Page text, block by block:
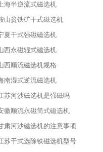
海半逆流式磁选机
山贫铁矿干式磁选机
夏干式强磁磁选机
西永磁辊式磁选机
西顺流磁选机规格
南湿式逆流磁选机
苏河沙磁选机是强磁吗
徽顺流永磁筒式磁选机
肃河沙磁选机的注意事项
苏干式选除铁磁选机型号